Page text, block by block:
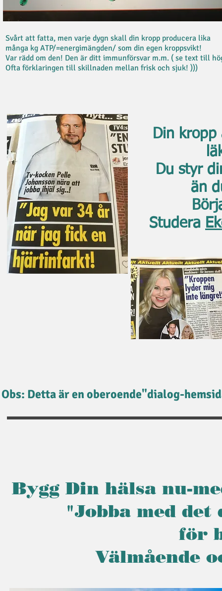
Svårt att fatta, men varje dygn skall din kropp producera lika
många kg ATP/=energimängden/ som din egen kroppsvikt!
Var rädd om den! Den är ditt immunförsvar m.m. ( se text till
Ofta förklaringen till skillnaden mellan frisk och sjuk! )))
Din kropp
Du styr
än
Studera
Obs: Detta är en oberoende"dialog-
Bygg Din hälsa nu-
"Jobba med
för
Välmående